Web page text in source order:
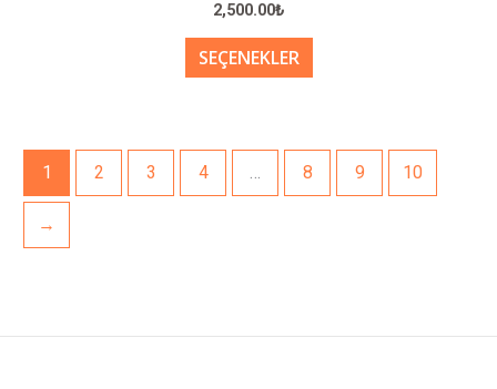
2,500.00₺
SEÇENEKLER
1 2 3 4 … 8 9 10
→